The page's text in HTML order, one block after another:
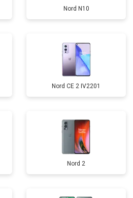
Nord N10
Nord CE 2 IV2201
Nord 2